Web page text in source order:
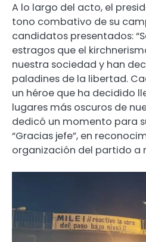
A lo largo del acto, el
tono combativo de su
candidatos presentados:
estragos que el
nuestra sociedad y han
paladines de la libertad.
un héroe que ha decidido
lugares más oscuros de
dedicó un momento para
“Gracias jefe”, en
organización del partido a